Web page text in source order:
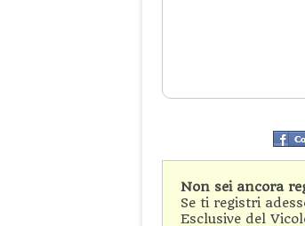
Non sei ancora
Se ti registri
Esclusive del